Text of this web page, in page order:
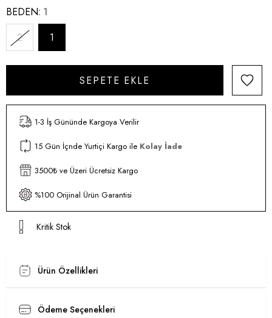
BEDEN 1
2
1
1-3 İş Gününde Kargoya Verilir
15 Gün İçnde Yurtiçi Kargo ile Kolay İade
3500₺ ve Üzeri Ücretsiz Kargo
%100 Orijinal Ürün Garantisi
Kritik Stok
Ürün Özellikleri
Ödeme Seçenekleri